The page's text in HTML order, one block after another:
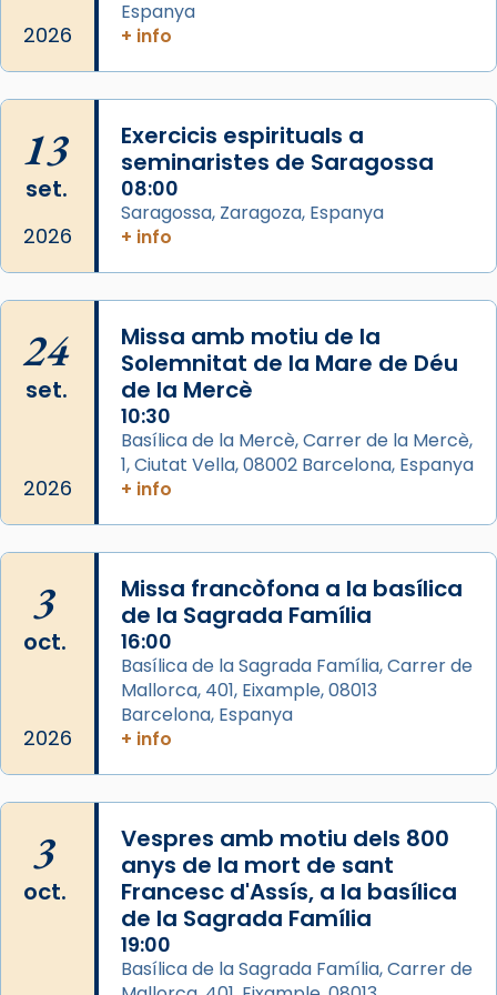
Arquebisbat de Barcelona
de Barcelona.
2 weeks ago
comitè organitzador de la visita apostòlica
del Sant Pare Lleó XIV a Barcelona, i als
col·laboradors, a la Catedral de Barcelona.
L’arquebisbe de Barcelona, el cardenal Joan
📸 Dr. G. Simón
Photo
View on Facebook ·
Arquebisbat de Barcelona
Memòria de les santes Juliana i
Semproniana, verges i màrtirs.
Acompanyant la història de sant Cugat, a
partir de l’Edat Mitjana sorgeix la tradició
que les santes Juliana (“relatiu a Júlia”) i
Semproniana (“relatiu a Semprònia =
eterna”) són deixebles seves. I l’any 1667, el
frare Joan Gaspar Roig, afirma en una obra
que les santes són filles de l’antiga Iluro.
Mataró en reivindicarà les relíquies fins que
les aconseguirà el 1772. L’ofici que es canta
a la “Missa de les Santes” (“Missa de
Glòria”) fou composta el 1848 per Mn.
Manuel Blanch, amb aire d’òpera
italianitzant; s’interpreta per privilegi
pontifici, amb orquestra i cor, i té una
2026
Espanya
+ info
13
set.
2026
Exercicis espirituals a
seminaristes de Saragossa
08:00
Saragossa, Zaragoza, Espanya
+ info
24
set.
2026
Missa amb motiu de la
Solemnitat de la Mare de Déu
de la Mercè
10:30
Basílica de la Mercè, Carrer de la Mercè,
1, Ciutat Vella, 08002 Barcelona, Espanya
+ info
3
oct.
2026
Missa francòfona a la basílica
de la Sagrada Família
16:00
Basílica de la Sagrada Família, Carrer de
Mallorca, 401, Eixample, 08013
Barcelona, Espanya
+ info
3
oct.
Vespres amb motiu dels 800
anys de la mort de sant
Francesc d'Assís, a la basílica
de la Sagrada Família
19:00
Basílica de la Sagrada Família, Carrer de